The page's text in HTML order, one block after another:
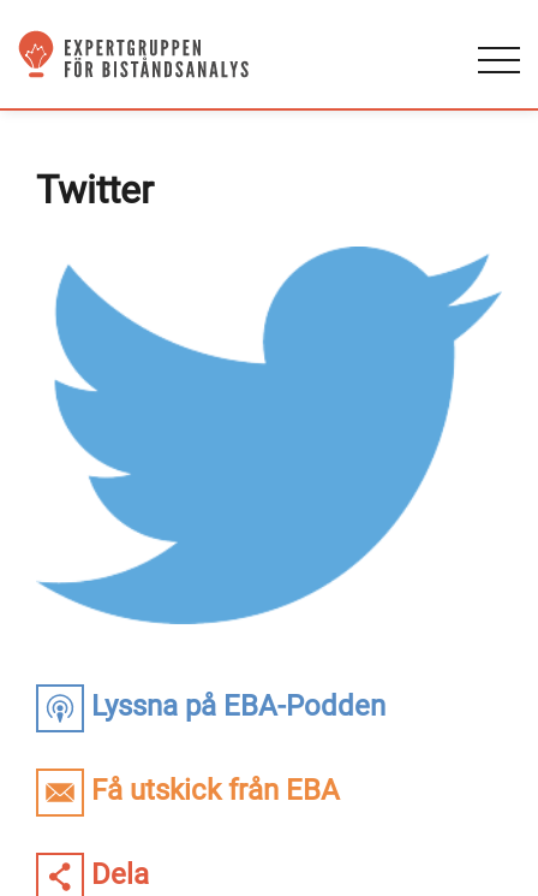
Lyssna på EBA-Podden
Få utskick från EBA
Dela
Twitter